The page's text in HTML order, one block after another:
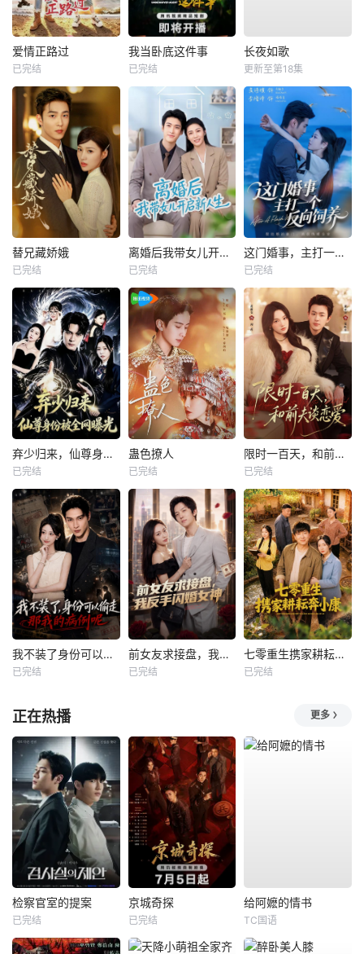
爱情正路过
已完结
我当卧底这件事
已完结
长夜如歌
更新至第18集
替兄藏娇娥
已完结
离婚后我带女儿开启新人生
已完结
这门婚事，主打一个反向饲养
已完结
弃少归来，仙尊身份被全网曝光
已完结
蛊色撩人
已完结
限时一百天，和前夫谈恋爱
已完结
我不装了身份可以偷走那我的病例呢
已完结
前女友求接盘，我反手闪婚女神
已完结
七零重生携家耕耘奔小康
已完结
正在热播 更多
检察官室的提案
已完结
京城奇探
已完结
给阿嬷的情书
TC国语